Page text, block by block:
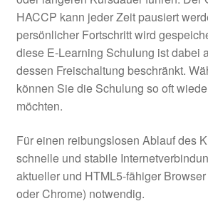
HACCP kann jeder Zeit pausiert
persönlicher Fortschritt wird
diese E-Learning Schulung ist dabei
dessen Freischaltung beschränkt.
können Sie die Schulung so oft
möchten.
Für einen reibungslosen Ablauf des
schnelle und stabile
aktueller und HTML5-fähiger
oder Chrome) notwendig.